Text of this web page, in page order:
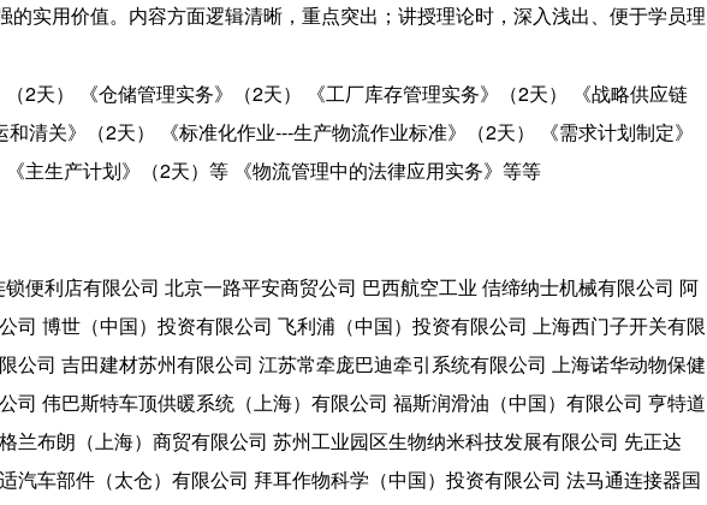
的实用价值。内容方面逻辑清晰，重点突出；讲授理论时，深入浅出、便于学员理
（2天） 《仓储管理实务》（2天） 《工厂库存管理实务》（2天） 《战略供应链
清关》（2天） 《标准化作业---生产物流作业标准》（2天） 《需求计划制定》
《主生产计划》（2天）等 《物流管理中的法律应用实务》等等
便利店有限公司 北京一路平安商贸公司 巴西航空工业 佶缔纳士机械有限公司 阿
司 博世（中国）投资有限公司 飞利浦（中国）投资有限公司 上海西门子开关有限
公司 吉田建材苏州有限公司 江苏常牵庞巴迪牵引系统有限公司 上海诺华动物保健
司 伟巴斯特车顶供暖系统（上海）有限公司 福斯润滑油（中国）有限公司 亨特道
兰布朗（上海）商贸有限公司 苏州工业园区生物纳米科技发展有限公司 先正达
汽车部件（太仓）有限公司 拜耳作物科学（中国）投资有限公司 法马通连接器国